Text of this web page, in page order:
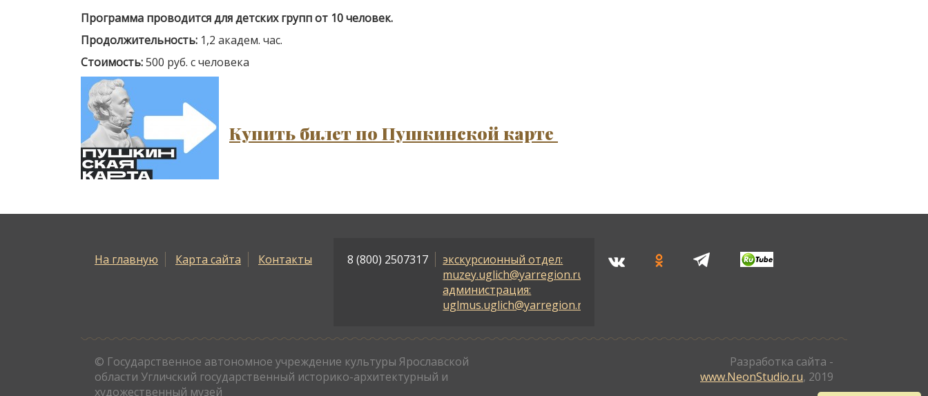
Программа проводится для детских групп от 10 человек.
Продолжительность: 1,2 академ. час.
Стоимость:500 руб. с человека
Купить билет по Пушкинской карте
На главную Карта сайта Контакты 8 (800) 2507317
экскурсионный отдел:
muzey.uglich@yarregion.ru
администрация:
uglmus.uglich@yarregion.ru
© Государственное автономное учреждение культуры Ярославской
области Угличский государственный историко-архитектурный и
художественный музей
Разработка сайта -
www.NeonStudio.ru, 2019